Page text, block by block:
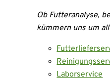
Ob Futteranalyse,
kümmern uns um
Laborservice